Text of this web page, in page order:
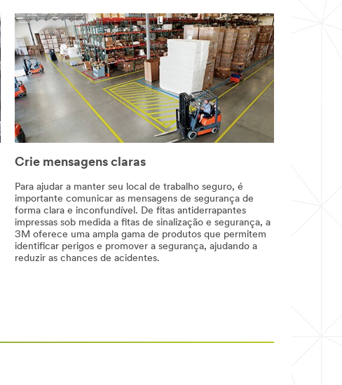
Crie mensagens claras
Para ajudar a manter seu local de trabalho seguro, é
importante comunicar as mensagens de segurança de
forma clara e inconfundível. De fitas antiderrapantes
impressas sob medida a fitas de sinalização e segurança, a
3M oferece uma ampla gama de produtos que permitem
identificar perigos e promover a segurança, ajudando a
reduzir as chances de acidentes.